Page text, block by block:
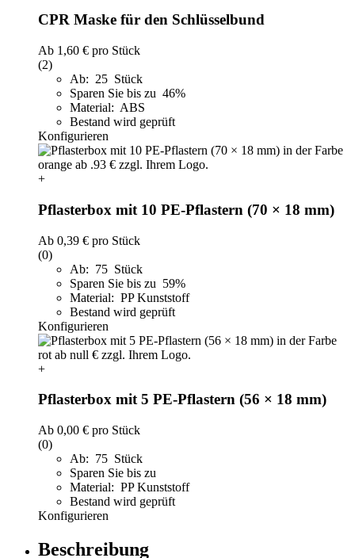
CPR Maske für den Schlüsselbund
Ab 1,60 € pro Stück
(2)
Ab: 25 Stück
Sparen Sie bis zu 46%
Material: ABS
Bestand wird geprüft
Konfigurieren
+
Pflasterbox mit 10 PE-Pflastern (70 × 18 mm)
Ab 0,39 € pro Stück
(0)
Ab: 75 Stück
Sparen Sie bis zu 59%
Material: PP Kunststoff
Bestand wird geprüft
Konfigurieren
+
Pflasterbox mit 5 PE-Pflastern (56 × 18 mm)
Ab 0,00 € pro Stück
(0)
Ab: 75 Stück
Sparen Sie bis zu
Material: PP Kunststoff
Bestand wird geprüft
Konfigurieren
Beschreibung